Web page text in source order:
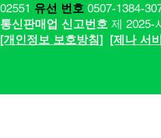
02551 유선 번호 0507-1384-
통신판매업 신고번호 제 2025-
[​​개인정보 보호방침] [제나 서